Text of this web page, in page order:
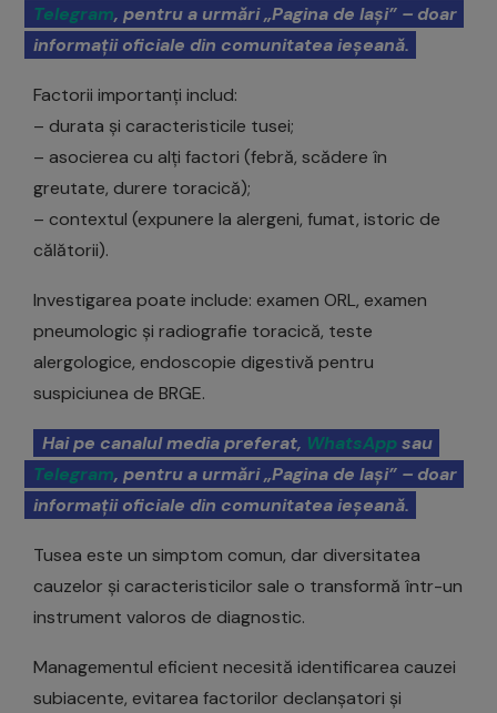
Telegram, pentru a urmări „Pagina de Iași” – doar
informații oficiale din comunitatea ieșeană.
Factorii importanți includ:
– durata și caracteristicile tusei;
– asocierea cu alți factori (febră, scădere în
greutate, durere toracică);
– contextul (expunere la alergeni, fumat, istoric de
călătorii).
Investigarea poate include: examen ORL, examen
pneumologic și radiografie toracică, teste
alergologice, endoscopie digestivă pentru
suspiciunea de BRGE.
Hai pe canalul media preferat, WhatsAppsau
Telegram, pentru a urmări „Pagina de Iași” – doar
informații oficiale din comunitatea ieșeană.
Tusea este un simptom comun, dar diversitatea
cauzelor și caracteristicilor sale o transformă într-un
instrument valoros de diagnostic.
Managementul eficient necesită identificarea cauzei
subiacente, evitarea factorilor declanșatori și